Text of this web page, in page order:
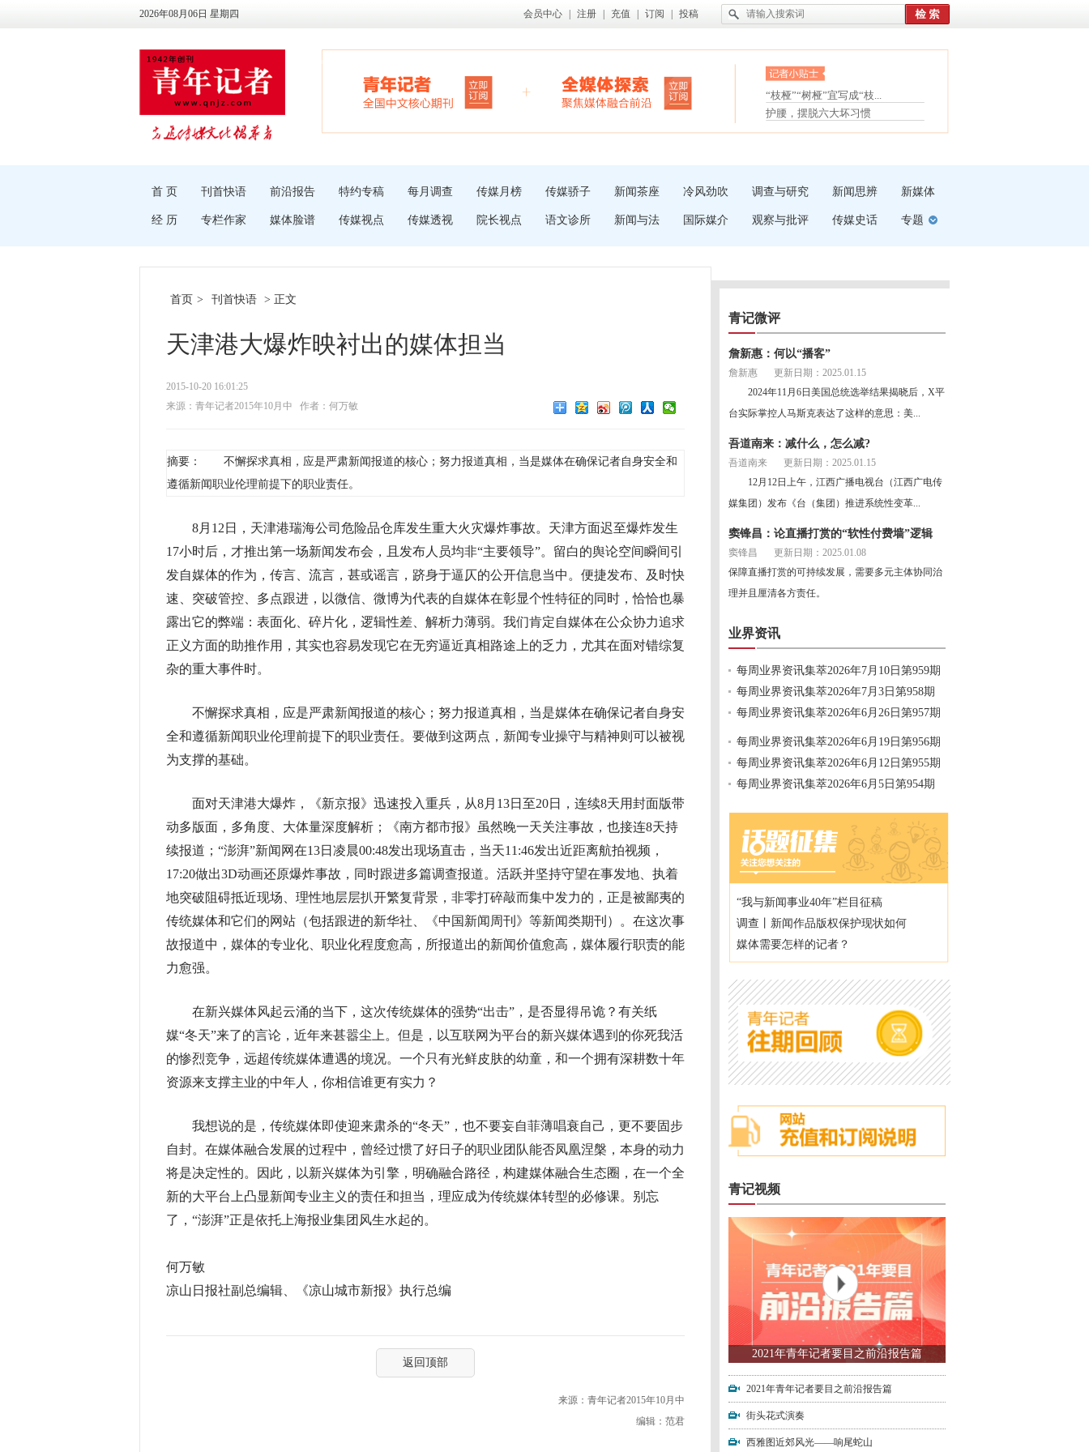
2026年08月06日 星期四 会员中心 注册 充值 订阅 投稿
眼白变红或是结膜下出血
“枝桠”“树桠”宜写成“枝...
夏天缓解疲劳有三招
护腰，摆脱六大坏习惯
受伤了冰敷还是热敷
首 页 刊首快语 前沿报告 特约专稿 每月调查 传媒月榜 传媒骄子 新闻茶座 冷风劲吹 调查与研究 新闻思辨 新媒体
经 历 专栏作家 媒体脸谱 传媒视点 传媒透视 院长视点 语文诊所 新闻与法 国际媒介 观察与批评 传媒史话 专题
首页 > 刊首快语 > 正文
天津港大爆炸映衬出的媒体担当
2015-10-20 16:01:25
来源：青年记者2015年10月中
作者：何万敏
摘要： 不懈探求真相，应是严肃新闻报道的核心；努力报道真相，当是媒体在确保记者自身安全和
遵循新闻职业伦理前提下的职业责任。
8月12日，天津港瑞海公司危险品仓库发生重大火灾爆炸事故。天津方面迟至爆炸发生
17小时后，才推出第一场新闻发布会，且发布人员均非“主要领导”。留白的舆论空间瞬间引
发自媒体的作为，传言、流言，甚或谣言，跻身于逼仄的公开信息当中。便捷发布、及时快
速、突破管控、多点跟进，以微信、微博为代表的自媒体在彰显个性特征的同时，恰恰也暴
露出它的弊端：表面化、碎片化，逻辑性差、解析力薄弱。我们肯定自媒体在公众协力追求
正义方面的助推作用，其实也容易发现它在无穷逼近真相路途上的乏力，尤其在面对错综复
杂的重大事件时。
不懈探求真相，应是严肃新闻报道的核心；努力报道真相，当是媒体在确保记者自身安
全和遵循新闻职业伦理前提下的职业责任。要做到这两点，新闻专业操守与精神则可以被视
为支撑的基础。
面对天津港大爆炸，《新京报》迅速投入重兵，从8月13日至20日，连续8天用封面版带
动多版面，多角度、大体量深度解析；《南方都市报》虽然晚一天关注事故，也接连8天持
续报道；“澎湃”新闻网在13日凌晨00:48发出现场直击，当天11:46发出近距离航拍视频，
17:20做出3D动画还原爆炸事故，同时跟进多篇调查报道。活跃并坚持守望在事发地、执着
地突破阻碍抵近现场、理性地层层扒开繁复背景，非零打碎敲而集中发力的，正是被鄙夷的
传统媒体和它们的网站（包括跟进的新华社、《中国新闻周刊》等新闻类期刊）。在这次事
故报道中，媒体的专业化、职业化程度愈高，所报道出的新闻价值愈高，媒体履行职责的能
力愈强。
在新兴媒体风起云涌的当下，这次传统媒体的强势“出击”，是否显得吊诡？有关纸
媒“冬天”来了的言论，近年来甚嚣尘上。但是，以互联网为平台的新兴媒体遇到的你死我活
的惨烈竞争，远超传统媒体遭遇的境况。一个只有光鲜皮肤的幼童，和一个拥有深耕数十年
资源来支撑主业的中年人，你相信谁更有实力？
我想说的是，传统媒体即使迎来肃杀的“冬天”，也不要妄自菲薄唱衰自己，更不要固步
自封。在媒体融合发展的过程中，曾经过惯了好日子的职业团队能否凤凰涅槃，本身的动力
将是决定性的。因此，以新兴媒体为引擎，明确融合路径，构建媒体融合生态圈，在一个全
新的大平台上凸显新闻专业主义的责任和担当，理应成为传统媒体转型的必修课。别忘
了，“澎湃”正是依托上海报业集团风生水起的。
何万敏
凉山日报社副总编辑、《凉山城市新报》执行总编
返回顶部
来源：青年记者2015年10月中
编辑：范君
青记微评
詹新惠：何以“播客”
詹新惠
更新日期：2025.01.15
2024年11月6日美国总统选举结果揭晓后，X平
台实际掌控人马斯克表达了这样的意思：美...
吾道南来：减什么，怎么减?
吾道南来
更新日期：2025.01.15
12月12日上午，江西广播电视台（江西广电传
媒集团）发布《台（集团）推进系统性变革...
窦锋昌：论直播打赏的“软性付费墙”逻辑
窦锋昌
更新日期：2025.01.08
保障直播打赏的可持续发展，需要多元主体协同治
理并且厘清各方责任。
业界资讯
每周业界资讯集萃2026年7月10日第959期
每周业界资讯集萃2026年7月3日第958期
每周业界资讯集萃2026年6月26日第957期
每周业界资讯集萃2026年6月19日第956期
每周业界资讯集萃2026年6月12日第955期
每周业界资讯集萃2026年6月5日第954期
“我与新闻事业40年”栏目征稿
调查丨新闻作品版权保护现状如何
媒体需要怎样的记者？
青记视频
2021年青年记者要目之前沿报告篇
2021年青年记者要目之前沿报告篇
街头花式演奏
西雅图近郊风光——响尾蛇山